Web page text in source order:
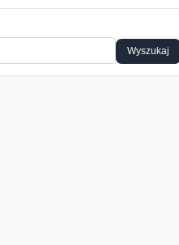
Wyszukaj